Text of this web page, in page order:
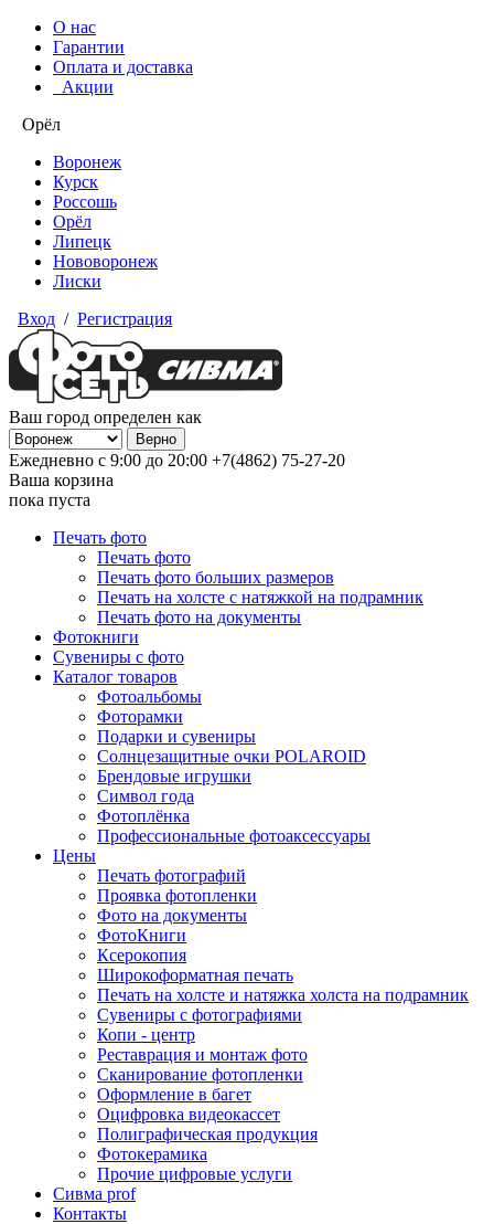
О нас
Гарантии
Оплата и доставка
Акции
Орёл
Воронеж
Курск
Россошь
Орёл
Липецк
Нововоронеж
Лиски
Вход / Регистрация
Ваш город определен как
Ежедневно с 9:00 до 20:00 +7(4862) 75-27-20
Ваша корзина
пока пуста
Печать фото
Печать фото
Печать фото больших размеров
Печать на холсте с натяжкой на подрамник
Печать фото на документы
Фотокниги
Сувениры с фото
Каталог товаров
Фотоальбомы
Фоторамки
Подарки и сувениры
Солнцезащитные очки POLAROID
Брендовые игрушки
Символ года
Фотоплёнка
Профессиональные фотоаксессуары
Цены
Печать фотографий
Проявка фотопленки
Фото на документы
ФотоКниги
Ксерокопия
Широкоформатная печать
Печать на холсте и натяжка холста на подрамник
Сувениры с фотографиями
Копи - центр
Реставрация и монтаж фото
Сканирование фотопленки
Оформление в багет
Оцифровка видеокассет
Полиграфическая продукция
Фотокерамика
Прочие цифровые услуги
Сивма prof
Контакты